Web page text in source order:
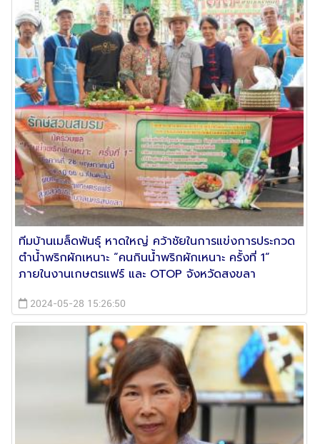
ทีมบ้านเมล็ดพันธุ์ หาดใหญ่ คว้าชัยในการแข่งการประกวด
ตำน้ำพริกผักเหนาะ “คนกินน้ำพริกผักเหนาะ ครั้งที่ 1“
ภายในงานเกษตรแฟร์ และ OTOP จังหวัดสงขลา
2024-05-28 15:26:50